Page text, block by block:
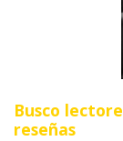
Busco
reseñas